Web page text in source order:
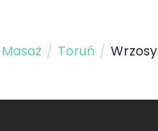
Masaż / Toruń / Wrzosy